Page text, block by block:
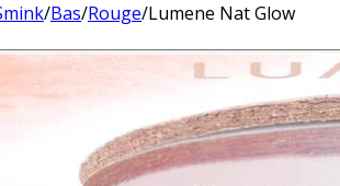
/Bas/Rouge/Lumene Nat Glow